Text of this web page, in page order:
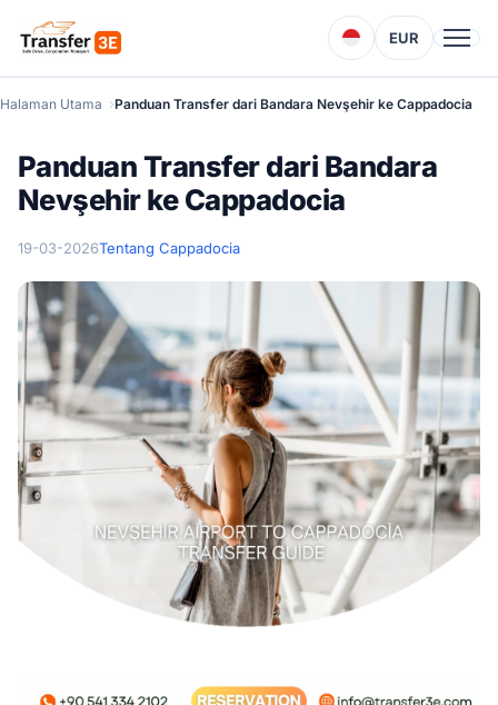
EUR
Halaman Utama Panduan Transfer dari Bandara Nevşehir ke Cappadocia
Panduan Transfer dari Bandara
Nevşehir ke Cappadocia
19-03-2026Tentang Cappadocia